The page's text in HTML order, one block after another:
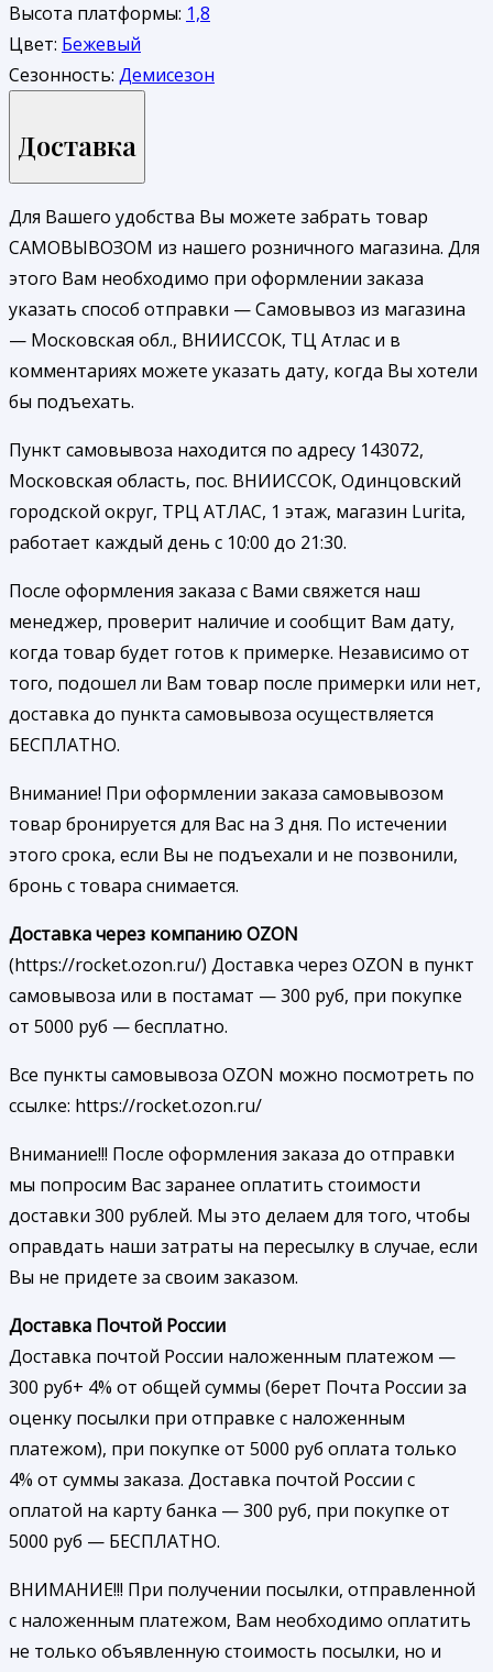
Высота платформы: 1,8
Цвет: Бежевый
Сезонность: Демисезон
Доставка
Для Вашего удобства Вы можете забрать товар
САМОВЫВОЗОМ из нашего розничного магазина. Для
этого Вам необходимо при оформлении заказа
указать способ отправки — Самовывоз из магазина
— Московская обл., ВНИИССОК, ТЦ Атлас и в
комментариях можете указать дату, когда Вы хотели
бы подъехать.
Пункт самовывоза находится по адресу 143072,
Московская область, пос. ВНИИССОК, Одинцовский
городской округ, ТРЦ АТЛАС, 1 этаж, магазин Lurita,
работает каждый день с 10:00 до 21:30.
После оформления заказа с Вами свяжется наш
менеджер, проверит наличие и сообщит Вам дату,
когда товар будет готов к примерке. Независимо от
того, подошел ли Вам товар после примерки или нет,
доставка до пункта самовывоза осуществляется
БЕСПЛАТНО.
Внимание! При оформлении заказа самовывозом
товар бронируется для Вас на 3 дня. По истечении
этого срока, если Вы не подъехали и не позвонили,
бронь с товара снимается.
Доставка через компанию OZON
(https://rocket.ozon.ru/) Доставка через OZON в пункт
самовывоза или в постамат — 300 руб, при покупке
от 5000 руб — бесплатно.
Все пункты самовывоза OZON можно посмотреть по
ссылке: https://rocket.ozon.ru/
Внимание!!! После оформления заказа до отправки
мы попросим Вас заранее оплатить стоимости
доставки 300 рублей. Мы это делаем для того, чтобы
оправдать наши затраты на пересылку в случае, если
Вы не придете за своим заказом.
Доставка Почтой России
Доставка почтой России наложенным платежом —
300 руб+ 4% от общей суммы (берет Почта России за
оценку посылки при отправке с наложенным
платежом), при покупке от 5000 руб оплата только
4% от суммы заказа. Доставка почтой России с
оплатой на карту банка — 300 руб, при покупке от
5000 руб — БЕСПЛАТНО.
ВНИМАНИЕ!!! При получении посылки, отправленной
с наложенным платежом, Вам необходимо оплатить
не только объявленную стоимость посылки, но и